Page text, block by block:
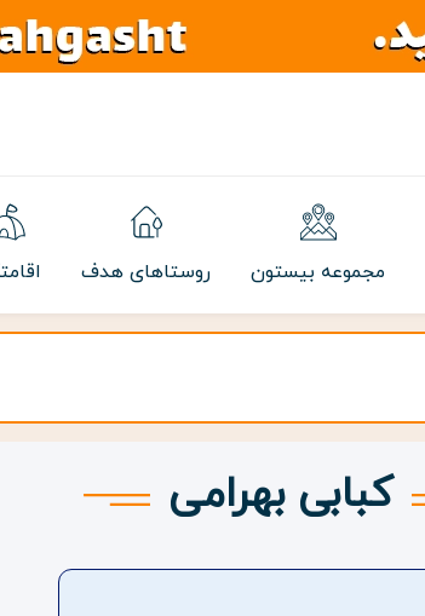
مجموعه بیستون روستاهای هدف
کبابی بهرامی